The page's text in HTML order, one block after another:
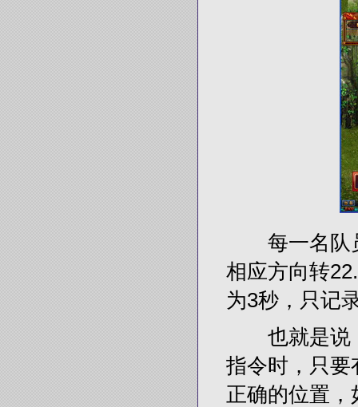
每一名队员
相应方向转
为3秒，只记
也就是说，
指令时，只要
正确的位置